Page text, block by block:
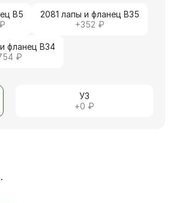
В5
2081 лапы и фланец В35
+352 ₽
фланец В34
₽
У3
+0 ₽